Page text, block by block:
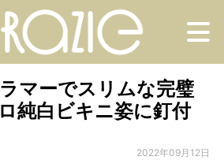
マーでスリムな完璧
純白ビキニ姿に釘付
2022年09月12日